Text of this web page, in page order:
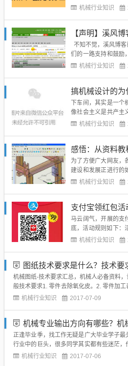
务，往往都觉得没什
吗？你卖手机会送朋
机械行业知识
【声明】溪风
不知不觉，溪风博
们的一路支持和鼓励
还记得网站当初的
s、UG等等设计软件
机械行业知识
搞机械设计的为
下车间，其实是一
像社会主义是共产主
经很少提这个s说法了
定要多去车间，没有
熟与进步的。仿佛一
机械行业知识
为了方便广大网友，
建设和发展正进行的
这壶美酒的，竟是一
坛资料的传播和个人
年年初各大论坛交流
机械行业知识
支付宝领红包活
马云阔气，开展的支
底，活动规则如下：
动规则：打开支付宝
少付多少，自己没有
上12点之...
机械行业知识
图纸技术要求是什么？技术要
机械图纸-技术要求汇总，机械人必备资料
般技术要求1. 零件去除氧化皮。2. 零件加
伤零件表面的缺陷。3. 去除毛刺飞边。 热
机械行业知识 2017-07-09
机械专业输出方向有哪些？机械专业
正逢毕业季，找工作无疑是广大毕业学子
行业中的巨头，很多同学其实都有些迷茫
想转行做机械的人来说，机械里面哪些行业
机械行业知识 2017-07-06